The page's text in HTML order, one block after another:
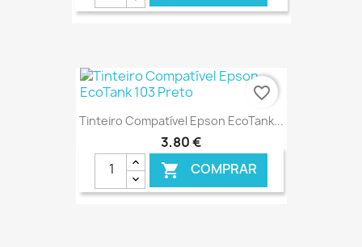
€ ONLINE
Tinteiro Compatível Epson EcoTank...
3,80 €
 COMPRAR
favorite_border